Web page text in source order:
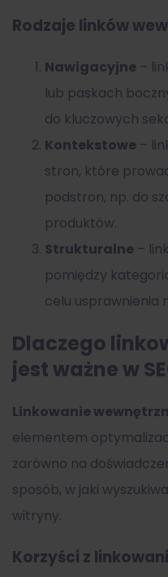
Rodzaje linków
Nawigacyjne –
lub paskach
do kluczowych
Kontekstowe –
stron, które
podstron, np. do
produktów.
Strukturalne –
pomiędzy
celu usprawnienia
Dlaczego
jest ważne w
Linkowanie
elementem
zarówno na
sposób, w jaki
witryny.
Korzyści z